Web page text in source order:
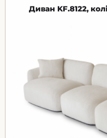
Диван KF.8122,